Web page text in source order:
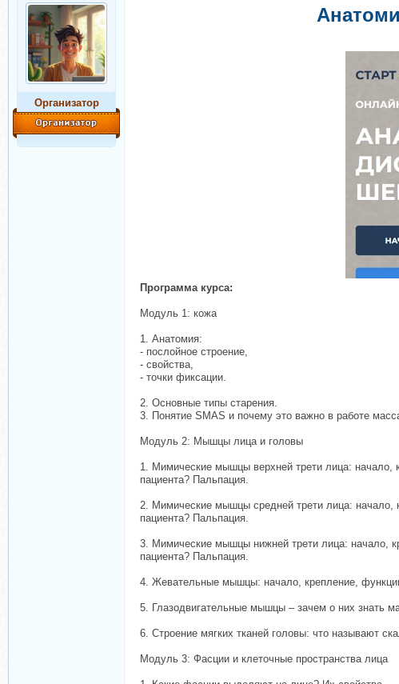
Организатор
Программа курса:
Модуль 1: кожа
1. Анатомия:
- послойное строение,
- свойства,
- точки фиксации.
2. Основные типы старения.
3. Понятие SMAS и почему это важно в работе
Модуль 2: Мышцы лица и головы
1. Мимические мышцы верхней трети лица: начало,
пациента? Пальпация.
2. Мимические мышцы средней трети лица: начало,
пациента? Пальпация.
3. Мимические мышцы нижней трети лица: начало,
пациента? Пальпация.
4. Жевательные мышцы: начало, крепление,
5. Глазодвигательные мышцы – зачем о них знать
6. Строение мягких тканей головы: что называют
Модуль 3: Фасции и клеточные пространства лица